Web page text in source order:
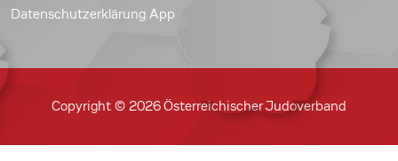
Datenschutzerklärung App
Copyright © 2026 Österreichischer Judoverband